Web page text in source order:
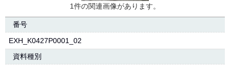
1件の関連画像があります。
番号
EXH_K0427P0001_02
資料種別